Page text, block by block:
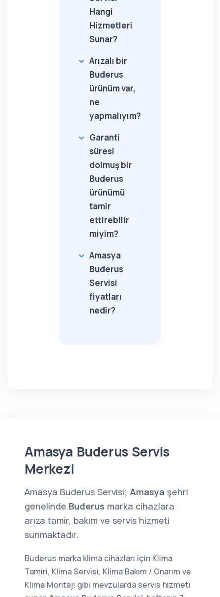
Hangi
Hizmetleri
Sunar?
Arızalı bir
Buderus
ürünüm var,
ne
yapmalıyım?
Garanti
süresi
dolmuş bir
Buderus
ürünümü
tamir
ettirebilir
miyim?
Amasya
Buderus
Servisi
fiyatları
nedir?
Amasya Buderus Servis
Merkezi
Amasya Buderus Servisi; Amasya şehri
genelinde Buderus marka cihazlara
arıza tamir, bakım ve servis hizmeti
sunmaktadır.
Buderus marka klima cihazları için Klima
Tamiri, Klima Servisi, Klima Bakım / Onarım ve
Klima Montajı gibi mevzularda servis hizmeti